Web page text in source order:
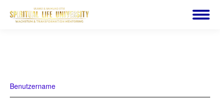
Benutzername